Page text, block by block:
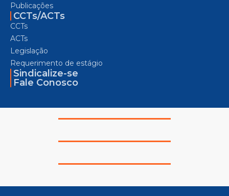
Publicações
CCTs/ACTs
CCTs
ACTs
Legislação
Requerimento de estágio
Sindicalize-se
Fale Conosco